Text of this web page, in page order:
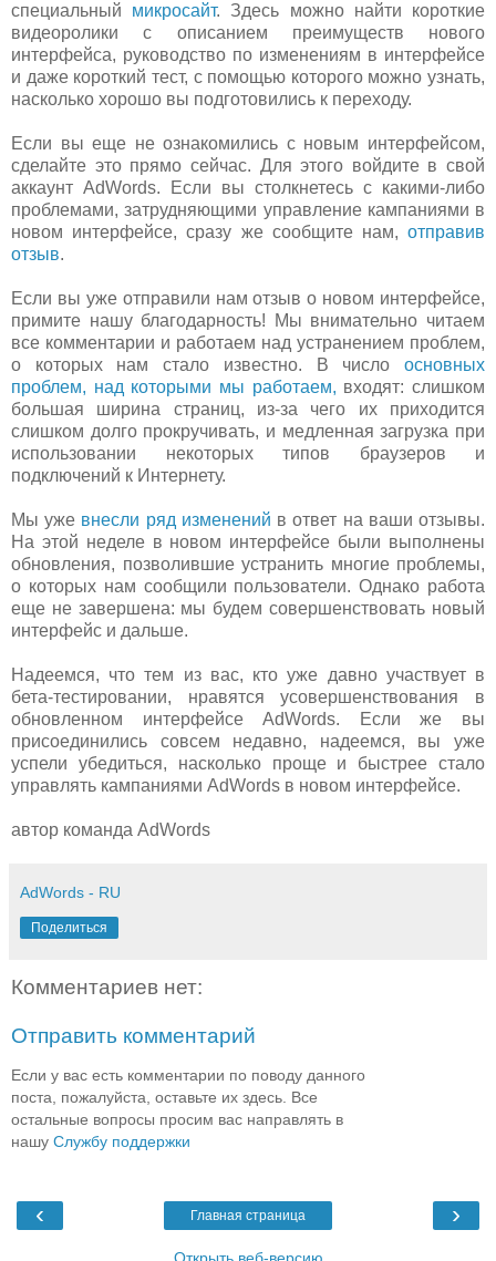
специальный микросайт. Здесь можно найти короткие
видеоролики с описанием преимуществ нового
интерфейса, руководство по изменениям в интерфейсе
и даже короткий тест, с помощью которого можно узнать,
насколько хорошо вы подготовились к переходу.
Если вы еще не ознакомились с новым интерфейсом,
сделайте это прямо сейчас. Для этого войдите в свой
аккаунт AdWords. Если вы столкнетесь с какими-либо
проблемами, затрудняющими управление кампаниями в
новом интерфейсе, сразу же сообщите нам, отправив
отзыв.
Если вы уже отправили нам отзыв о новом интерфейсе,
примите нашу благодарность! Мы внимательно читаем
все комментарии и работаем над устранением проблем,
о которых нам стало известно. В число основных
проблем, над которыми мы работаем, входят: слишком
большая ширина страниц, из-за чего их приходится
слишком долго прокручивать, и медленная загрузка при
использовании некоторых типов браузеров и
подключений к Интернету.
Мы уже внесли ряд изменений в ответ на ваши отзывы.
На этой неделе в новом интерфейсе были выполнены
обновления, позволившие устранить многие проблемы,
о которых нам сообщили пользователи. Однако работа
еще не завершена: мы будем совершенствовать новый
интерфейс и дальше.
Надеемся, что тем из вас, кто уже давно участвует в
бета-тестировании, нравятся усовершенствования в
обновленном интерфейсе AdWords. Если же вы
присоединились совсем недавно, надеемся, вы уже
успели убедиться, насколько проще и быстрее стало
управлять кампаниями AdWords в новом интерфейсе.
автор команда AdWords
AdWords - RU
Поделиться
Комментариев нет:
Отправить комментарий
Если у вас есть комментарии по поводу данного
поста, пожалуйста, оставьте их здесь. Все
остальные вопросы просим вас направлять в
нашу Службу поддержки
‹ ›
Главная страница